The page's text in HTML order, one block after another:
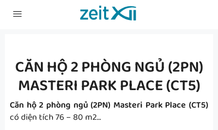
CĂN HỘ 2 PHÒNG NGỦ (2PN)
MASTERI PARK PLACE (CT5)
Căn hộ 2 phòng ngủ (2PN) Masteri Park Place (CT5)
có diện tích 76 – 80 m2…